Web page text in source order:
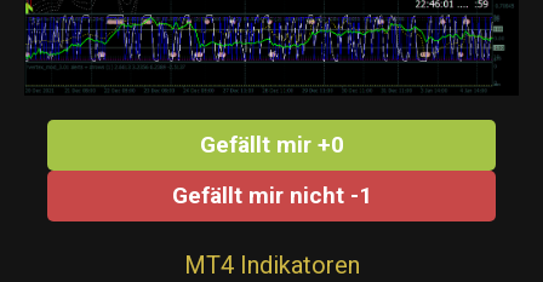
Gefällt mir +0
Gefällt mir nicht -1
MT4 Indikatoren